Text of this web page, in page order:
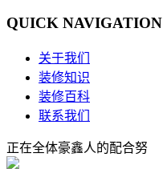
QUICK NAVIGATION
关于我们
装修知识
装修百科
联系我们
正在全体豪鑫人的配合努